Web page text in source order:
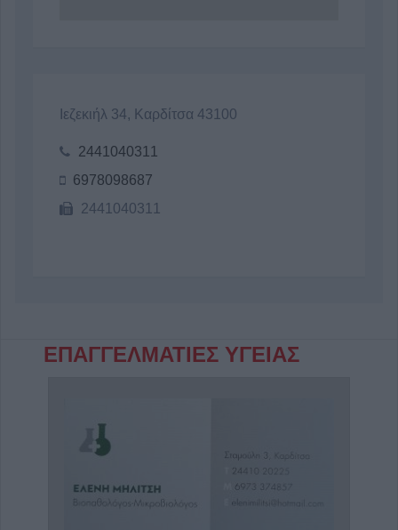
Ιεζεκιήλ 34, Καρδίτσα 43100
2441040311
6978098687
2441040311
ΕΠΑΓΓΕΛΜΑΤΙΕΣ ΥΓΕΙΑΣ